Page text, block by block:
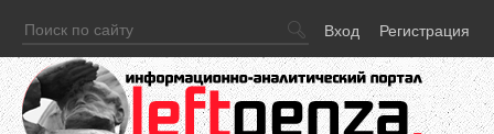
Вход Регистрация